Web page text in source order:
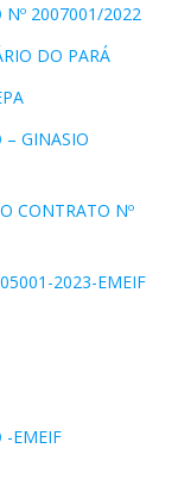
Nº 2007001/2022
DO PARÁ
– GINASIO
CONTRATO Nº
2023-EMEIF
-EMEIF